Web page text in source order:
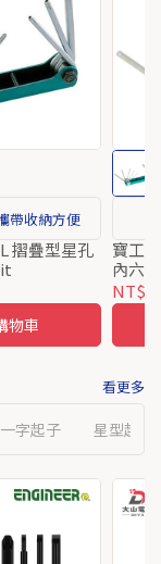
帶收納方便
摺疊型星孔
物車
寶工
內六
看更多
一字起子 星型起子